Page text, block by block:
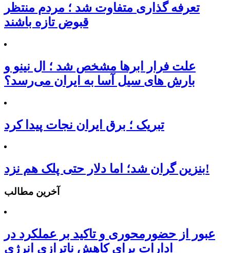
تعرفه‌ گذاری متفاوت شد ؛ مردم منتظر
قبوض تازه باشند
علت فرار ابرها مشخص شد ؛ ال نینو و
بارش های سیل آسا به ایران می‌رسد؟
تبریک ؛ برق ایران نجات پیدا کرد
بنزین گران شد؛ اما دلار حتی پلک هم نزد!
آخرین مطالب
عبور از حضورمحوری و تاکید بر عملکرد در
ادارات برای کاهش ناترازی انرژی